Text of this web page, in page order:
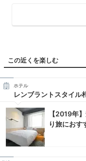
この近くを楽しむ
ホテル
レンブラントスタイル
【2019年
り旅におす